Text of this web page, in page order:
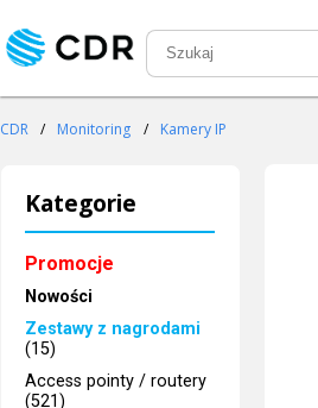
CDR / Monitoring / Kamery IP
Kategorie
Promocje
Nowości
Zestawy z nagrodami
(15)
Access pointy / routery
(521)